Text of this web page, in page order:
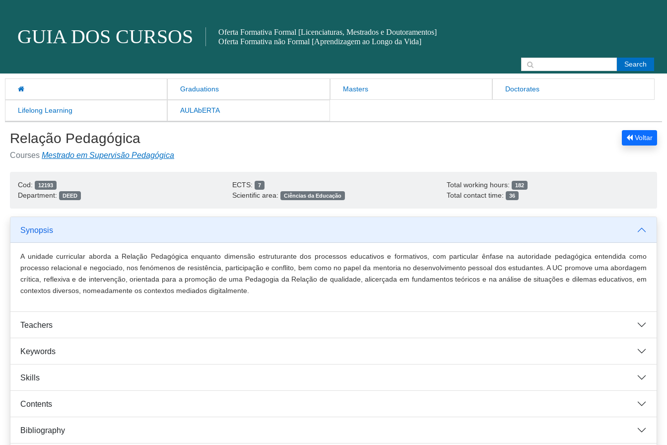
GUIA DOS CURSOS
Oferta Formativa Formal [Licenciaturas, Mestrados e Doutoramentos]
Oferta Formativa não Formal [Aprendizagem ao Longo da Vida]
Graduations Masters Doctorates
Lifelong Learning AULAbERTA
Search for:
Voltar
Relação Pedagógica
Courses Mestrado em Supervisão Pedagógica
Cod: 12193
Department: DEED
ECTS: 7
Scientific area: Ciências da Educação
Total working hours: 182
Total contact time: 36
Synopsis
A unidade curricular aborda a Relação Pedagógica enquanto dimensão estruturante dos processos educativos e formativos, com particular ênfase na autoridade pedagógica entendida como
processo relacional e negociado, nos fenómenos de resistência, participação e conflito, bem como no papel da mentoria no desenvolvimento pessoal dos estudantes. A UC promove uma abordagem
crítica, reflexiva e de intervenção, orientada para a promoção de uma Pedagogia da Relação de qualidade, alicerçada em fundamentos teóricos e na análise de situações e dilemas educativos, em
contextos diversos, nomeadamente os contextos mediados digitalmente.
Teachers
Keywords
Skills
Contents
Bibliography